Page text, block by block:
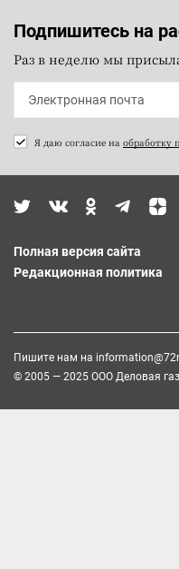
Подпишитесь на
Раз в неделю мы
Я даю согласие на обработку
Полная версия сайта
Редакционная политика
Пишите нам на
© 2005 — 2025 ООО Деловая